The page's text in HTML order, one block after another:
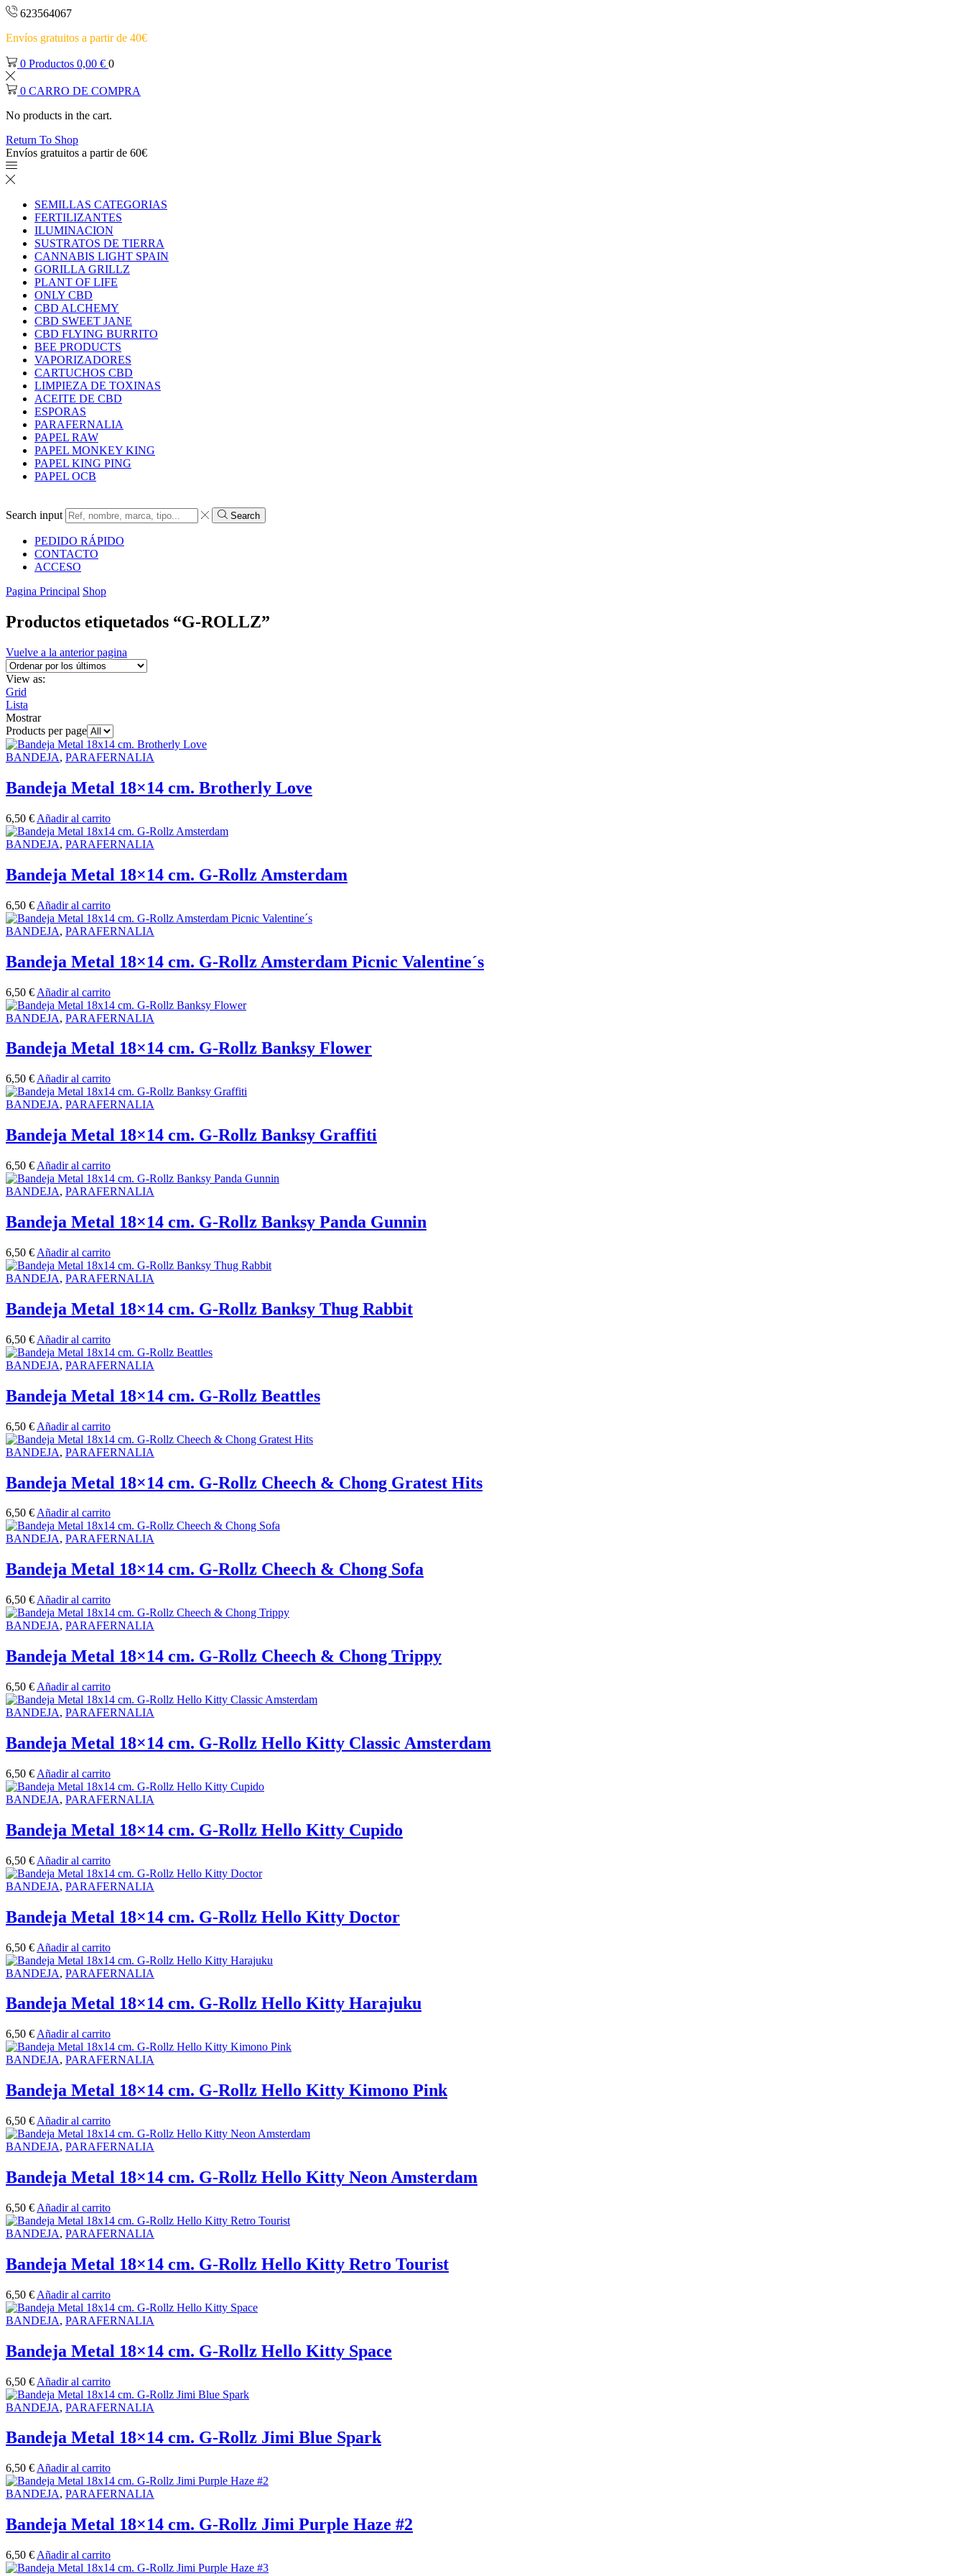
623564067
Envíos gratuitos a partir de 40€
0 Productos 0,00 € 0
0 CARRO DE COMPRA
No products in the cart.
Return To Shop
Envíos gratuitos a partir de 60€
SEMILLAS CATEGORIAS
FERTILIZANTES
ILUMINACION
SUSTRATOS DE TIERRA
CANNABIS LIGHT SPAIN
GORILLA GRILLZ
PLANT OF LIFE
ONLY CBD
CBD ALCHEMY
CBD SWEET JANE
CBD FLYING BURRITO
BEE PRODUCTS
VAPORIZADORES
CARTUCHOS CBD
LIMPIEZA DE TOXINAS
ACEITE DE CBD
ESPORAS
PARAFERNALIA
PAPEL RAW
PAPEL MONKEY KING
PAPEL KING PING
PAPEL OCB
Search input Search
PEDIDO RÁPIDO
CONTACTO
ACCESO
Pagina Principal Shop
Productos etiquetados “G-ROLLZ”
Vuelve a la anterior pagina
View as:
Grid
Lista
Mostrar
Products per page
BANDEJA, PARAFERNALIA
Bandeja Metal 18×14 cm. Brotherly Love
6,50 € Añadir al carrito
BANDEJA, PARAFERNALIA
Bandeja Metal 18×14 cm. G-Rollz Amsterdam
6,50 € Añadir al carrito
BANDEJA, PARAFERNALIA
Bandeja Metal 18×14 cm. G-Rollz Amsterdam Picnic Valentine´s
6,50 € Añadir al carrito
BANDEJA, PARAFERNALIA
Bandeja Metal 18×14 cm. G-Rollz Banksy Flower
6,50 € Añadir al carrito
BANDEJA, PARAFERNALIA
Bandeja Metal 18×14 cm. G-Rollz Banksy Graffiti
6,50 € Añadir al carrito
BANDEJA, PARAFERNALIA
Bandeja Metal 18×14 cm. G-Rollz Banksy Panda Gunnin
6,50 € Añadir al carrito
BANDEJA, PARAFERNALIA
Bandeja Metal 18×14 cm. G-Rollz Banksy Thug Rabbit
6,50 € Añadir al carrito
BANDEJA, PARAFERNALIA
Bandeja Metal 18×14 cm. G-Rollz Beattles
6,50 € Añadir al carrito
BANDEJA, PARAFERNALIA
Bandeja Metal 18×14 cm. G-Rollz Cheech & Chong Gratest Hits
6,50 €Añadir al carrito
BANDEJA, PARAFERNALIA
Bandeja Metal 18×14 cm. G-Rollz Cheech & Chong Sofa
6,50 € Añadir al carrito
BANDEJA, PARAFERNALIA
Bandeja Metal 18×14 cm. G-Rollz Cheech & Chong Trippy
6,50 € Añadir al carrito
BANDEJA, PARAFERNALIA
Bandeja Metal 18×14 cm. G-Rollz Hello Kitty Classic Amsterdam
6,50 € Añadir al carrito
BANDEJA, PARAFERNALIA
Bandeja Metal 18×14 cm. G-Rollz Hello Kitty Cupido
6,50 € Añadir al carrito
BANDEJA, PARAFERNALIA
Bandeja Metal 18×14 cm. G-Rollz Hello Kitty Doctor
6,50 € Añadir al carrito
BANDEJA, PARAFERNALIA
Bandeja Metal 18×14 cm. G-Rollz Hello Kitty Harajuku
6,50 € Añadir al carrito
BANDEJA, PARAFERNALIA
Bandeja Metal 18×14 cm. G-Rollz Hello Kitty Kimono Pink
6,50 € Añadir al carrito
BANDEJA, PARAFERNALIA
Bandeja Metal 18×14 cm. G-Rollz Hello Kitty Neon Amsterdam
6,50 € Añadir al carrito
BANDEJA, PARAFERNALIA
Bandeja Metal 18×14 cm. G-Rollz Hello Kitty Retro Tourist
6,50 € Añadir al carrito
BANDEJA, PARAFERNALIA
Bandeja Metal 18×14 cm. G-Rollz Hello Kitty Space
6,50 € Añadir al carrito
BANDEJA, PARAFERNALIA
Bandeja Metal 18×14 cm. G-Rollz Jimi Blue Spark
6,50 € Añadir al carrito
BANDEJA, PARAFERNALIA
Bandeja Metal 18×14 cm. G-Rollz Jimi Purple Haze #2
6,50 € Añadir al carrito